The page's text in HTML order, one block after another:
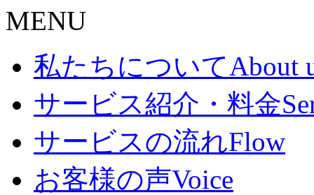
MENU
私たちについてAbout
サービス紹介・料金
サービスの流れFlow
お客様の声Voice